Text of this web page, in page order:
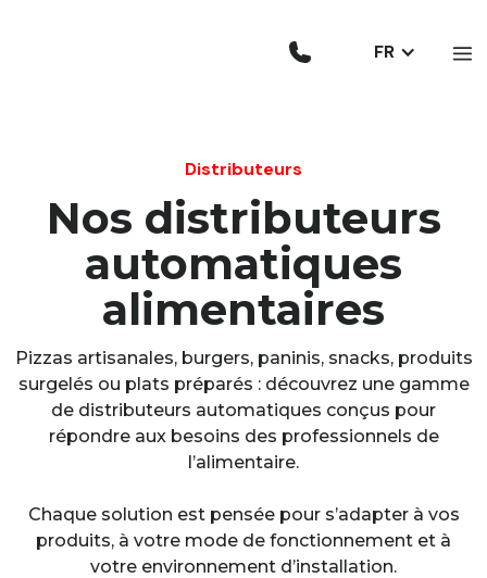
FR
Distributeurs
Nos distributeurs
automatiques
alimentaires
Pizzas artisanales, burgers, paninis, snacks, produits
surgelés ou plats préparés : découvrez une gamme
de distributeurs automatiques conçus pour
répondre aux besoins des professionnels de
l’alimentaire.
Chaque solution est pensée pour s’adapter à vos
produits, à votre mode de fonctionnement et à
votre environnement d’installation.